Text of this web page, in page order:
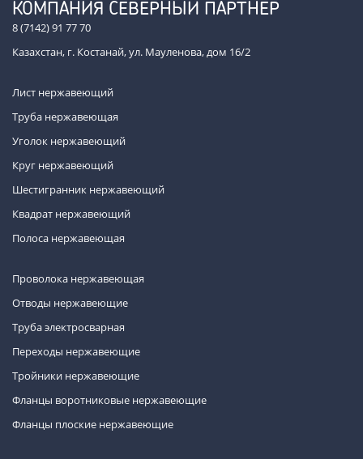
КОМПАНИЯ СЕВЕРНЫЙ ПАРТНЕР
8 (7142) 91 77 70
Казахстан, г. Костанай, ул. Мауленова, дом 16/2
Лист нержавеющий
Труба нержавеющая
Уголок нержавеющий
Круг нержавеющий
Шестигранник нержавеющий
Квадрат нержавеющий
Полоса нержавеющая
Проволока нержавеющая
Отводы нержавеющие
Труба электросварная
Переходы нержавеющие
Тройники нержавеющие
Фланцы воротниковые нержавеющие
Фланцы плоские нержавеющие